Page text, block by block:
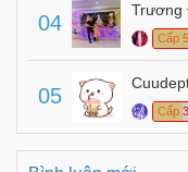
04
Trương
Cấp 5
05
Cấp 3